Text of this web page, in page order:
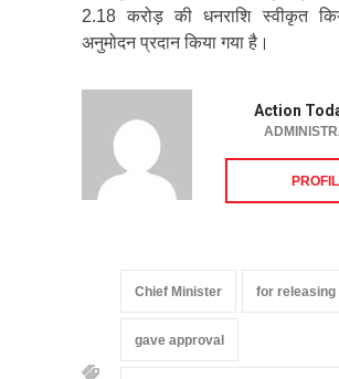
2.18 करोड़ की धनराशि स्वीकृत
अनुमोदन प्रदान किया गया है।
Action
Chief Minister for releasing
gave approval